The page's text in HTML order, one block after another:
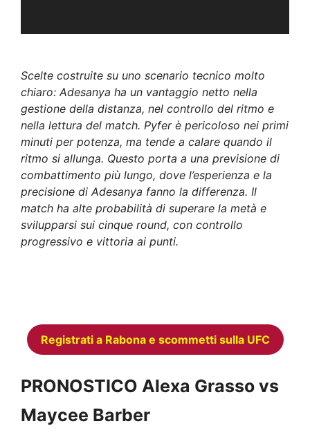
Scelte costruite su uno scenario tecnico molto
chiaro: Adesanya ha un vantaggio netto nella
gestione della distanza, nel controllo del ritmo e
nella lettura del match. Pyfer è pericoloso nei primi
minuti per potenza, ma tende a calare quando il
ritmo si allunga. Questo porta a una previsione di
combattimento più lungo, dove l’esperienza e la
precisione di Adesanya fanno la differenza. Il
match ha alte probabilità di superare la metà e
svilupparsi sui cinque round, con controllo
progressivo e vittoria ai punti.
Registrati a Rabona e scommetti sulla UFC
PRONOSTICO Alexa Grasso vs
Maycee Barber